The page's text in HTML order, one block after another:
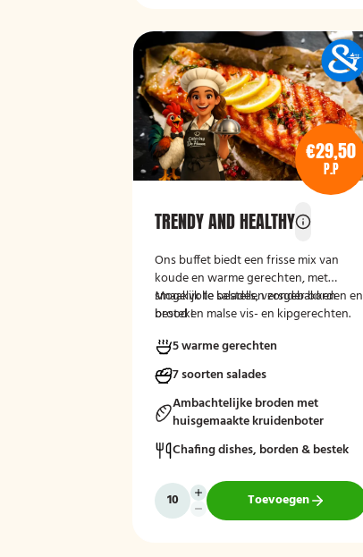
€29,50
P.P
TRENDY AND HEALTHY
Ons buffet biedt een frisse mix van
koude en warme gerechten, met
smaakvolle salades, versgebakken
brood en malse vis- en kipgerechten.
kleurrijke groenten en verrassende
kruidencombinaties, voor een compleet
en uitgebalanceerd buffet.
Mogelijk te bestellen zonder borden en
bestek!
5 warme gerechten
7 soorten salades
Ambachtelijke broden met
huisgemaakte kruidenboter
Chafing dishes, borden & bestek
Toevoegen